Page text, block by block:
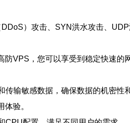
）攻击、SYN洪水攻击、
VPS，您可以享受到稳定快速的
输敏感数据，确保数据的机密性
验。